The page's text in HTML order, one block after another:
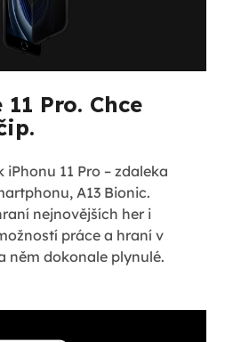
Pro. Chce
iPhonu 11 Pro – zdaleka
A13 Bionic.
nejnovějších her i
práce a hraní v
něm dokonale plynulé.